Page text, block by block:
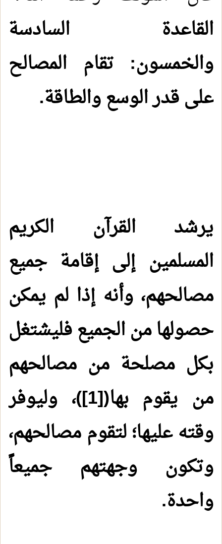
القاعدة السادسة
والخمسون: تقام المصالح
على قدر الوسع والطاقة.
يرشد القرآن الكريم
المسلمين إلى إقامة جميع
مصالحهم، وأنه إذا لم يمكن
حصولها من الجميع فليشتغل
بكل مصلحة من مصالحهم
من يقوم بها([1])، وليوفر
وقته عليها؛ لتقوم مصالحهم،
وتكون وجهتهم جميعاً
واحدة.